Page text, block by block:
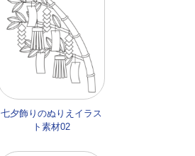
七夕飾りのぬりえイラス
ト素材02